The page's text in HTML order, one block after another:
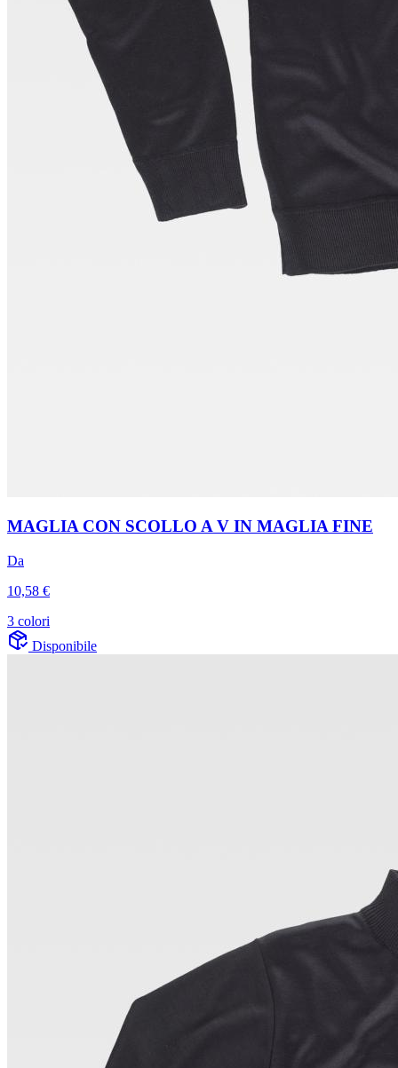
MAGLIA CON SCOLLO A V IN MAGLIA FINE
Da
10,58 €
3 colori
Disponibile